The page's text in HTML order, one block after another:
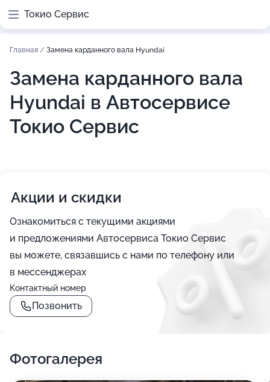
Токио Сервис
Главная / Замена карданного вала Hyundai
Замена карданного вала
Hyundai в Автосервисе
Токио Сервис
Акции и скидки
Ознакомиться с текущими акциями
и предложениями Автосервиса Токио Сервис
вы можете, связавшись с нами по телефону или
в мессенджерах
Контактный номер
Позвонить
Фотогалерея